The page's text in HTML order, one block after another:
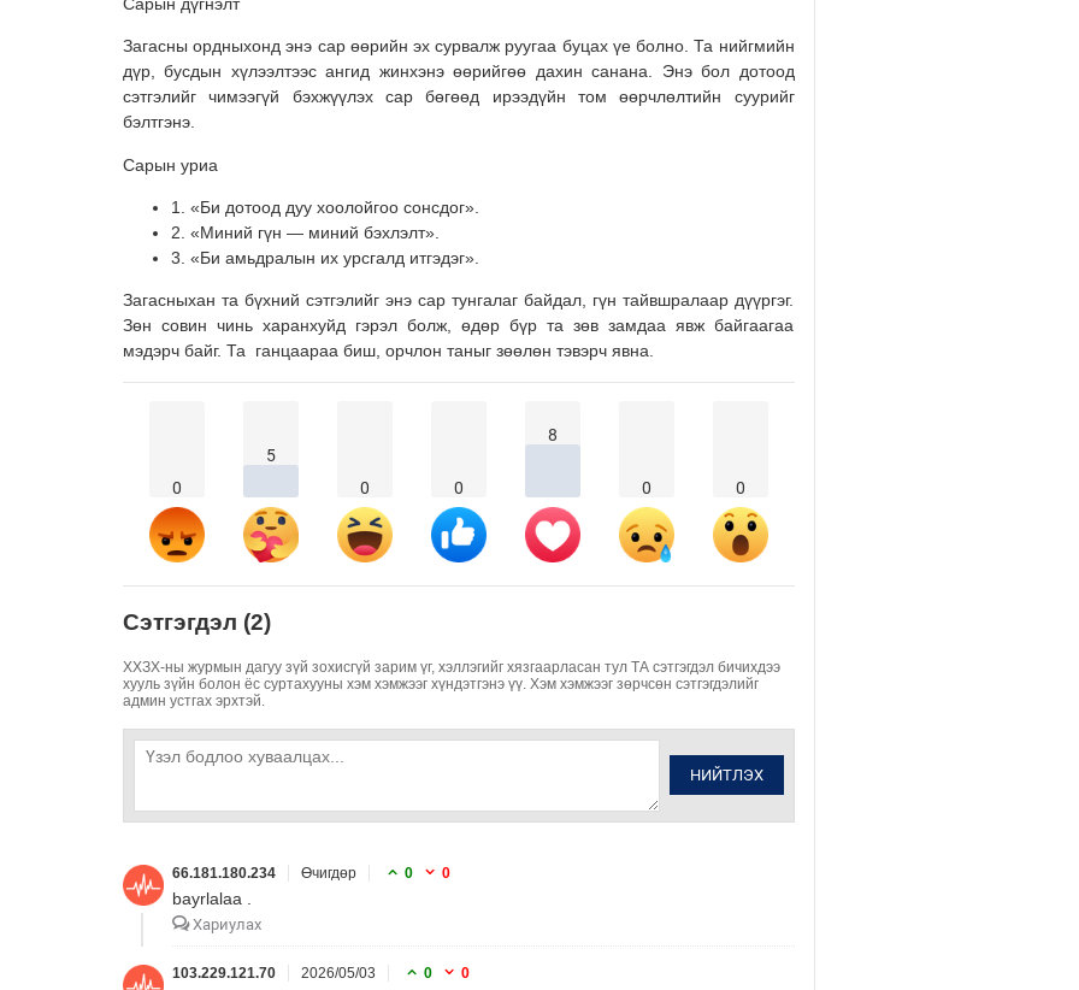
Загасны ордныхонд энэ сар өөрийн эх сурвалж руугаа буцах үе болно. Та нийгмийн
дүр, бусдын хүлээлтээс ангид жинхэнэ өөрийгөө дахин санана. Энэ бол дотоод
сэтгэлийг чимээгүй бэхжүүлэх сар бөгөөд ирээдүйн том өөрчлөлтийн суурийг
бэлтгэнэ.
Сарын уриа
1. «Би дотоод дуу хоолойгоо сонсдог».
2. «Миний гүн — миний бэхлэлт».
3. «Би амьдралын их урсгалд итгэдэг».
Загасныхан та бүхний сэтгэлийг энэ сар тунгалаг байдал, гүн тайвшралаар дүүргэг.
Зөн совин чинь харанхуйд гэрэл болж, өдөр бүр та зөв замдаа явж байгаагаа
мэдэрч байг. Та ганцаараа биш, орчлон таныг зөөлөн тэвэрч явна.
0
5
0
0
8
0 0
Сэтгэгдэл (2)
ХХЗХ-ны журмын дагуу зүй зохисгүй зарим үг, хэллэгийг хязгаарласан тул ТА сэтгэгдэл бичихдээ
хууль зүйн болон ёс суртахууны хэм хэмжээг хүндэтгэнэ үү. Хэм хэмжээг зөрчсөн сэтгэгдэлийг
админ устгах эрхтэй.
НИЙТЛЭХ
66.181.180.234 Өчигдөр 0 0
bayrlalaa .
Хариулах
103.229.121.70 2026/05/03 0 0